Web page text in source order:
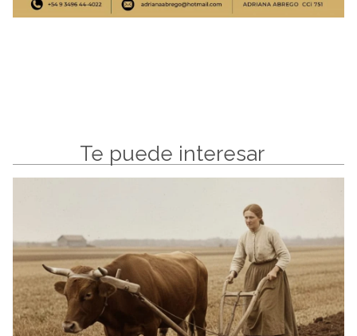
Te puede interesar